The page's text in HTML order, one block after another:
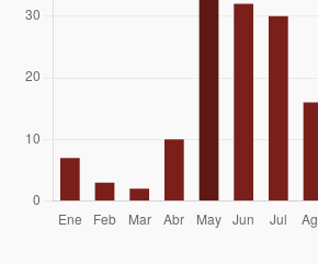
09/07/16
07/07/16 Andres Ojeda